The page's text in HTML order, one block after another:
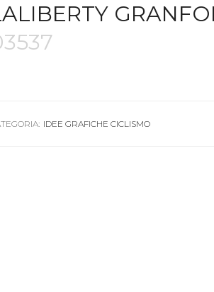
IDEE GRAFICHE CICLISMO